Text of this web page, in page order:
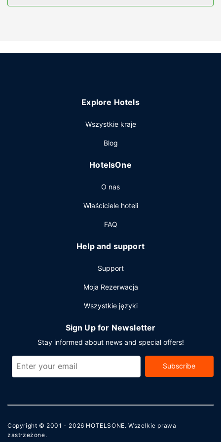
bezprzewodowy dostęp do internetu i obsługa portierska.
z obsługi pokojowej w określonych godzinach. Ożywcze
Śniadanie w formie bufetu jest podawane codziennie od
Udogodnienia biznesowe to usługi pralni chemicznej,
obiekt typu hotel oferuje następującą liczbę sal
parkowanie samodzielne.
Explore Hotels
Wszystkie kraje
Blog
HotelsOne
O nas
Właściciele hoteli
FAQ
Help and support
Support
Moja Rezerwacja
Wszystkie języki
Sign Up for Newsletter
Stay informed about news and special offers!
Subscribe
Copyright © 2001 - 2026 HOTELSONE. Wszelkie prawa
zastrzeżone.